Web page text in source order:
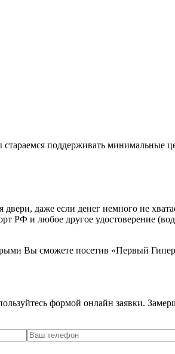
поддерживать
даже если денег немного не
РФ и любое другое удостоверение
Вы сможете посетив «Первый
формой онлайн заявки.